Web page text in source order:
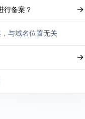
行备案？
与域名位置无关